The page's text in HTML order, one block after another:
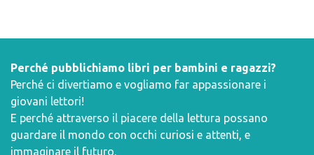
Perché pubblichiamo libri per bambini e ragazzi?
Perché ci divertiamo e vogliamo far appassionare i
giovani lettori!
E perché attraverso il piacere della lettura possano
guardare il mondo con occhi curiosi e attenti, e
immaginare il futuro.